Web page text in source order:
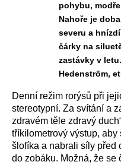
pohybu,
Nahoře je
severu a
čárky na
zastávky v
Hedenström,
Denní režim rorýsů při
stereotypní. Za svítání a
zdravém těle zdravý
tříkilometrový výstup,
šlofíka a nabrali síly před
do zobáku. Možná, že se